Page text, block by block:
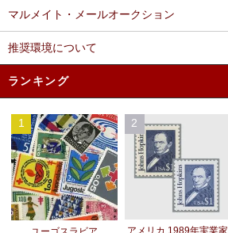
マルメイト・メールオークション
推奨環境について
ランキング
1 2